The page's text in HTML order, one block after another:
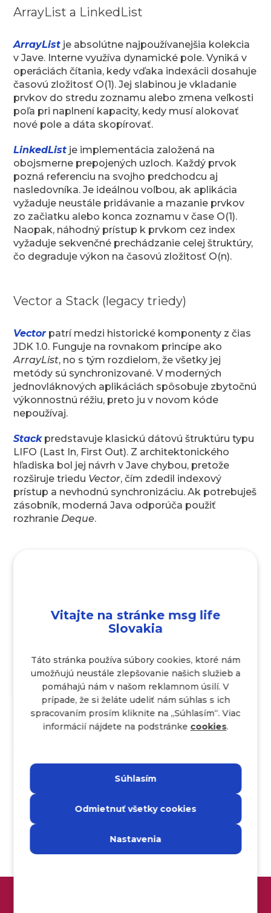
ArrayList a LinkedList
ArrayList je absolútne najpoužívanejšia kolekcia
v Jave. Interne využíva dynamické pole. Vyniká v
operáciách čítania, kedy vďaka indexácii dosahuje
časovú zložitosť O(1). Jej slabinou je vkladanie
prvkov do stredu zoznamu alebo zmena veľkosti
poľa pri naplnení kapacity, kedy musí alokovať
nové pole a dáta skopírovať.
LinkedList je implementácia založená na
obojsmerne prepojených uzloch. Každý prvok
pozná referenciu na svojho predchodcu aj
nasledovníka. Je ideálnou voľbou, ak aplikácia
vyžaduje neustále pridávanie a mazanie prvkov
zo začiatku alebo konca zoznamu v čase O(1).
Naopak, náhodný prístup k prvkom cez index
vyžaduje sekvenčné prechádzanie celej štruktúry,
čo degraduje výkon na časovú zložitosť O(n).
Vector a Stack (legacy triedy)
Vectorpatrí medzi historické komponenty z čias
JDK 1.0. Funguje na rovnakom princípe ako
ArrayList, no s tým rozdielom, že všetky jej
metódy sú synchronizované. V moderných
jednovláknových aplikáciách spôsobuje zbytočnú
výkonnostnú réžiu, preto ju v novom kóde
nepoužívaj.
Stackpredstavuje klasickú dátovú štruktúru typu
LIFO (Last In, First Out). Z architektonického
hľadiska bol jej návrh v Jave chybou, pretože
rozširuje triedu Vector, čím zdedil indexový
prístup a nevhodnú synchronizáciu. Ak potrebuješ
zásobník, moderná Java odporúča použiť
rozhranie Deque.
Rozhranie Set (množiny unikátnych
RozhranieSetmodeluje matematickú abstrakciu
množiny. Jeho hlavnou vlastnosťou je, že nesmie
vráti hodnotu false a štruktúru nezmení.
HashSet a LinkedHashSet
HashMap, kde ukladá prvky ako kľúče. Ponúka
konštantnú časovú zložitosť O(1) pre základné
operácie, no nezaručuje absolútne žiadne poradie
prvkov pri iterácii.
rozširujeHashSet
interne udržiava obojsmerne prepojený zoznam
zaručuje, že prvky budú iterované presne v takom
Vitajte na stránke msg life
Slovakia
Táto stránka používa súbory cookies, ktoré nám
umožňujú neustále zlepšovanie našich služieb a
pomáhajú nám v našom reklamnom úsilí. V
prípade, že si želáte udeliť nám súhlas s ich
spracovaním prosím kliknite na ,,Súhlasím“. Viac
informácií nájdete na podstránke cookies.
Súhlasím
Odmietnuť všetky cookies
Nastavenia